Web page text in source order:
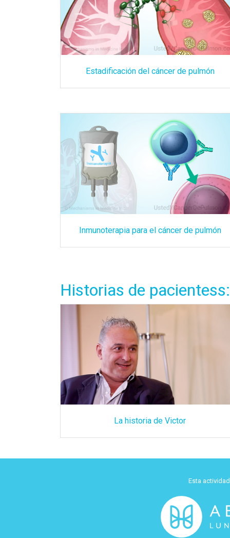
Estadificación del cáncer de pulmón
Inmunoterapia para el cáncer de pulmón
Historias de pacientess:
La historia de Victor
Esta